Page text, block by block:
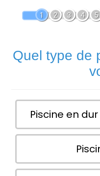
1 2 3 4 5
Quel type de
Piscine en